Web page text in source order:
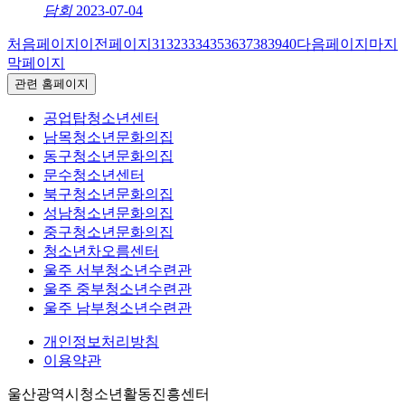
담회 2023-07-04
처음페이지 이전페이지 31323334353637383940다음페이지 마지
막페이지
관련 홈페이지
공업탑청소년센터
남목청소년문화의집
동구청소년문화의집
문수청소년센터
북구청소년문화의집
성남청소년문화의집
중구청소년문화의집
청소년차오름센터
울주 서부청소년수련관
울주 중부청소년수련관
울주 남부청소년수련관
개인정보처리방침
이용약관
울산광역시청소년활동진흥센터